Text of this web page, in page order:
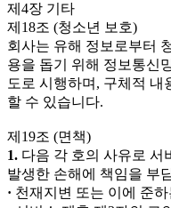
제4장 기타
제18조 (청소년 보호)
회사는 유해 정보로부터
용을 돕기 위해 정보통신
도로 시행하며, 구체적 내
할 수 있습니다.
제19조 (면책)
1. 다음 각 호의 사유로 서
발생한 손해에 책임을 부
· 천재지변 또는 이에 준